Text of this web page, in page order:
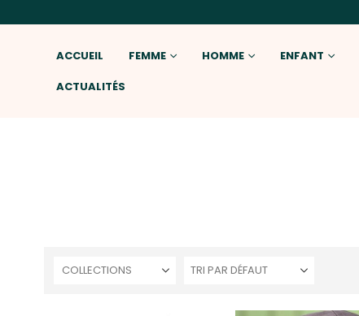
ACCUEIL FEMME HOMME ENFANT
ACTUALITÉS
COLLECTIONS